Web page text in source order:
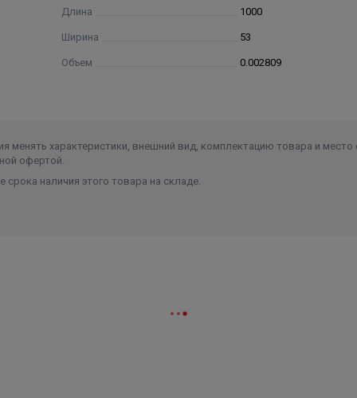
Длина 1000
Ширина 53
Объем 0.002809
менять характеристики, внешний вид, комплектацию товара и место
офертой.
наличия этого товара на складе.